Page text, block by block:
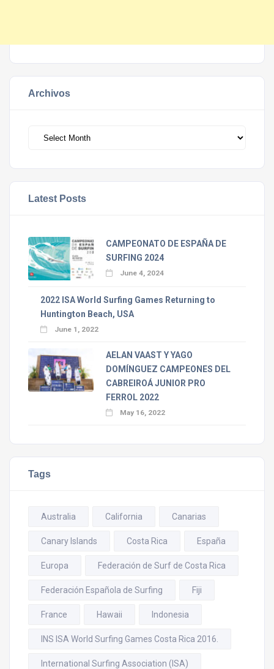
Archivos
Latest Posts
CAMPEONATO DE ESPAÑA DE
SURFING 2024
June 4, 2024
2022 ISA World Surfing Games Returning to
Huntington Beach, USA
June 1, 2022
AELAN VAAST Y YAGO
DOMÍNGUEZ CAMPEONES DEL
CABREIROÁ JUNIOR PRO
FERROL 2022
May 16, 2022
Tags
Australia California Canarias
Canary Islands Costa Rica España
Europa Federación de Surf de Costa Rica
Federación Española de Surfing Fiji
France Hawaii Indonesia
INS ISA World Surfing Games Costa Rica 2016.
International Surfing Association (ISA)